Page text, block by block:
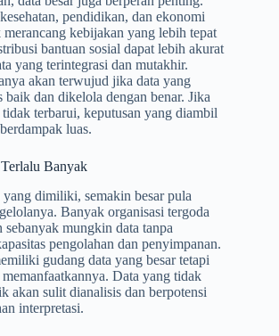
pendidikan, dan ekonomi
kebijakan yang lebih tepat
bantuan sosial dapat lebih akurat
yang terintegrasi dan mutakhir.
akan terwujud jika data yang
baik dan dikelola dengan benar. Jika
terbarui, keputusan yang diambil
luas.
Banyak
yang dimiliki, semakin besar pula
Banyak organisasi tergoda
mungkin data tanpa
pengolahan dan penyimpanan.
gudang data yang besar tetapi
Data yang tidak
akan sulit dianalisis dan berpotensi
interpretasi.